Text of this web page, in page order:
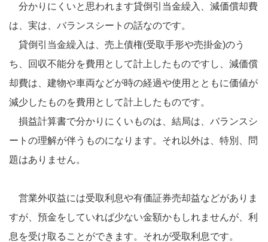
分かりにくいと思われます貸倒引当金繰入、減価償却費
は、実は、バランスシートの話なのです。
貸倒引当金繰入は、売上債権(受取手形や売掛金)のう
ち、回収不能分を費用として計上したものですし、減価償
却費は、建物や車両などが時の経過や使用とともに価値が
減少したものを費用として計上したものです。
損益計算書で分かりにくいものは、結局は、バランスシ
ートの理解が伴うものになります。それ以外は、特別、問
題はありません。
営業外収益には受取利息や有価証券売却益などがありま
すが、預金をしていれば少ない金額かもしれませんが、利
息を受け取ることができます。それが受取利息です。